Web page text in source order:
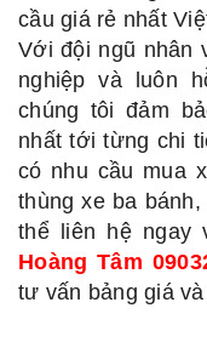
cầu giá rẻ nhất
Với đội ngũ nhân
nghiệp và luôn
chúng tôi đảm
nhất tới từng chi
có nhu cầu mua
thùng xe ba
thể liên hệ ngay
Hoàng Tâm
tư vấn bảng giá